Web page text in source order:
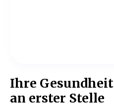
Ihre Gesundheit
an erster Stelle